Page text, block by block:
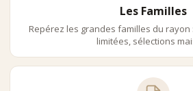
Les Familles
Repérez les grandes familles du rayon
limitées, sélections